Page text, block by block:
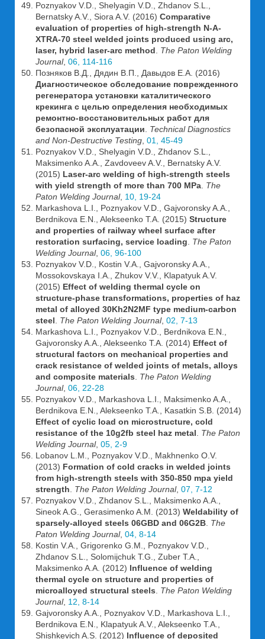
Poznyakov V.D., Shelyagin V.D., Zhdanov S.L.,
Bernatsky A.V., Siora A.V. (2016) Comparative
evaluation of properties of high-strength N-A-
XTRA-70 steel welded joints produced using arc,
laser, hybrid laser-arc method
The Paton Welding
Journal, 06, 114-116
Позняков В.Д., Дядин В.П., Давыдов Е.А. (2016)
Диагностическое обследование поврежденного
регенератора установки каталитического
крекинга с целью определения необходимых
ремонтно-восстановительных работ для
безопасной эксплуатации
Technical Diagnostics
and Non-Destructive Testing 01, 45-49
Poznyakov V.D., Shelyagin V.D., Zhdanov S.L.,
Maksimenko A.A., Zavdoveev A.V., Bernatsky A.V.
(2015) Laser-arc welding of high-strength steels
with yield strength of more than 700 MPa The
Paton Welding Journal, 10, 19-24
Markashova L.I., Poznyakov V.D., Gajvoronsky A.A.,
Berdnikova E.N., Alekseenko T.A. (2015) Structure
and properties of railway wheel surface after
restoration surfacing, service loading
The Paton
Welding Journal, 06, 96-100
Poznyakov V.D., Kostin V.A., Gajvoronsky A.A.,
Mossokovskaya I.A., Zhukov V.V., Klapatyuk A.V.
(2015) Effect of welding thermal cycle on
structure-phase transformations, properties of haz
metal of alloyed 30Kh2N2MF type medium-carbon
steel
The Paton Welding Journal, 02, 7-13
Markashova L.I., Poznyakov V.D., Berdnikova E.N.,
Gajvoronsky A.A., Alekseenko T.A. (2014) Effect of
structural factors on mechanical properties and
crack resistance of welded joints of metals, alloys
and composite materials
The Paton Welding
Journal, 06, 22-28
Poznyakov V.D., Markashova L.I., Maksimenko A.A.,
Berdnikova E.N., Alekseenko T.A., Kasatkin S.B. (2014)
Effect of cyclic load on microstructure, cold
resistance of the 10g2fb steel haz metal
The Paton
Welding Journal, 05, 2-9
Lobanov L.M., Poznyakov V.D., Makhnenko O.V.
(2013) Formation of cold cracks in welded joints
from high-strength steels with 350-850 mpa yield
strength
The Paton Welding Journal, 07, 7-12
Poznyakov V.D., Zhdanov S.L., Maksimenko A.A.,
Sineok A.G., Gerasimenko A.M. (2013) Weldability of
sparsely-alloyed steels 06GBD and 06G2B The
Paton Welding Journal, 04, 8-14
Kostin V.A., Grigorenko G.M., Poznyakov V.D.,
Zhdanov S.L., Solomijchuk T.G., Zuber T.A.,
Maksimenko A.A. (2012) Influence of welding
thermal cycle on structure and properties of
microalloyed structural steels
The Paton Welding
Journal, 12, 8-14
Gajvoronsky A.A., Poznyakov V.D., Markashova L.I.,
Berdnikova E.N., Klapatyuk A.V., Alekseenko T.A.,
Shishkevich A.S. (2012) Influence of deposited